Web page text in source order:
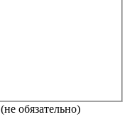
(не обязательно)